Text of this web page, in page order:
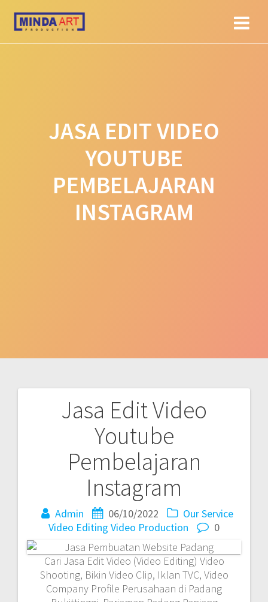
JASA EDIT VIDEO
YOUTUBE
PEMBELAJARAN
INSTAGRAM
Jasa Edit Video
Youtube
Pembelajaran
Instagram
Admin 06/10/2022
Our Service
Video Editing Video Production 0
Cari Jasa Edit Video (Video Editing) Video
Shooting, Bikin Video Clip, Iklan TVC, Video
Company Profile Perusahaan di Padang
navigation